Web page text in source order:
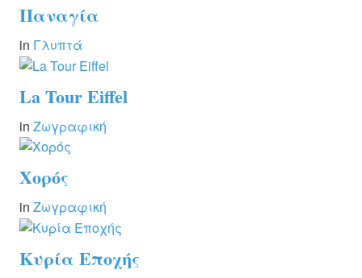
Παναγία
in Γλυπτά
La Tour Eiffel
in Ζωγραφική
Χορός
in Ζωγραφική
Κυρία Εποχής